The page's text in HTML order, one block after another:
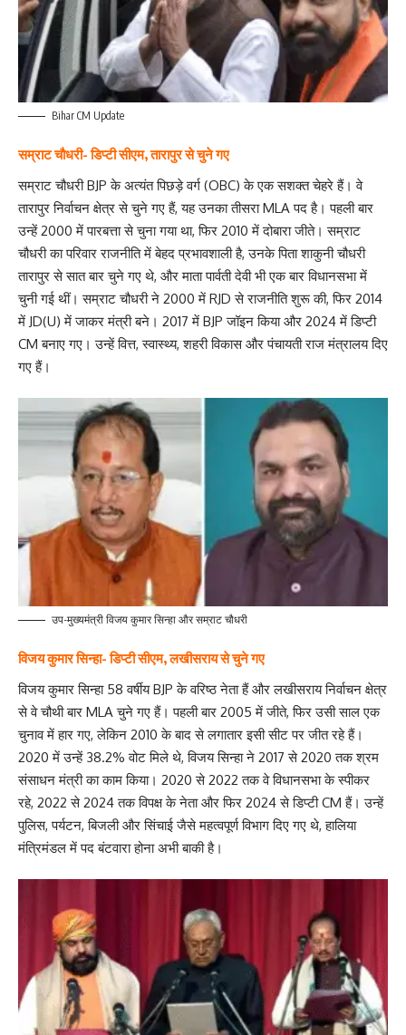
Bihar CM Update
सम्राट चौधरी- डिप्टी सीएम, तारापुर से चुने गए
सम्राट चौधरी BJP के अत्यंत पिछड़े वर्ग (OBC) के एक सशक्त चेहरे हैं। वे
तारापुर निर्वाचन क्षेत्र से चुने गए हैं, यह उनका तीसरा MLA पद है। पहली बार
उन्हें 2000 में पारबत्ता से चुना गया था, फिर 2010 में दोबारा जीते। सम्राट
चौधरी का परिवार राजनीति में बेहद प्रभावशाली है, उनके पिता शाकुनी चौधरी
तारापुर से सात बार चुने गए थे, और माता पार्वती देवी भी एक बार विधानसभा में
चुनी गई थीं। सम्राट चौधरी ने 2000 में RJD से राजनीति शुरू की, फिर 2014
में JD(U) में जाकर मंत्री बने। 2017 में BJP जॉइन किया और 2024 में डिप्टी
CM बनाए गए। उन्हें वित्त, स्वास्थ्य, शहरी विकास और पंचायती राज मंत्रालय दिए
गए हैं।
उप-मुख्यमंत्री विजय कुमार सिन्हा और सम्राट चौधरी
विजय कुमार सिन्हा- डिप्टी सीएम, लखीसराय से चुने गए
विजय कुमार सिन्हा 58 वर्षीय BJP के वरिष्ठ नेता हैं और लखीसराय निर्वाचन क्षेत्र
से वे चौथी बार MLA चुने गए हैं। पहली बार 2005 में जीते, फिर उसी साल एक
चुनाव में हार गए, लेकिन 2010 के बाद से लगातार इसी सीट पर जीत रहे हैं।
2020 में उन्हें 38.2% वोट मिले थे, विजय सिन्हा ने 2017 से 2020 तक श्रम
संसाधन मंत्री का काम किया। 2020 से 2022 तक वे विधानसभा के स्पीकर
रहे, 2022 से 2024 तक विपक्ष के नेता और फिर 2024 से डिप्टी CM हैं। उन्हें
पुलिस, पर्यटन, बिजली और सिंचाई जैसे महत्वपूर्ण विभाग दिए गए थे, हालिया
मंत्रिमंडल में पद बंटवारा होना अभी बाकी है।